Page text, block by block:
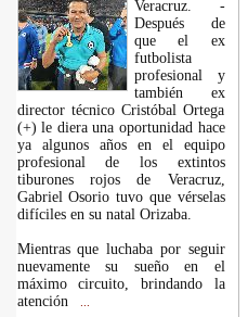
Veracruz. -
Después de
que el ex
futbolista
profesional y
también ex
director técnico Cristóbal Ortega
(+) le diera una oportunidad hace
ya algunos años en el equipo
profesional de los extintos
tiburones rojos de Veracruz,
Gabriel Osorio tuvo que vérselas
difíciles en su natal Orizaba.
Mientras que luchaba por seguir
nuevamente su sueño en el
máximo circuito, brindando la
atención